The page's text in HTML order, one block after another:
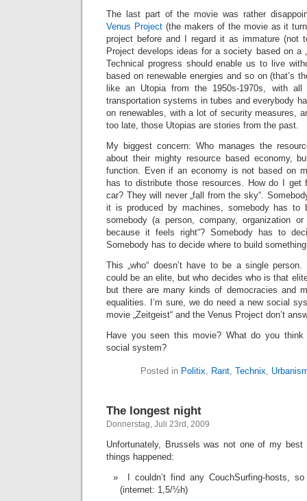
The last part of the movie was rather
Venus Project(the makers of the movie as it
project before and I regard it as immature (not
Project develops ideas for a society based on a
Technical progress should enable us to live
based on renewable energies and so on (that’s
like an Utopia from the 1950s-1970s, with all
transportation systems in tubes and everybody
on renewables, with a lot of security measures,
too late, those Utopias are stories from the past.
My biggest concern: Who manages the
about their mighty resource based economy,
function. Even if an economy is not based on
has to distribute those resources. How do I get
car? They will never „fall from the sky“.
it is produced by machines, somebody has to
somebody (a person, company, organization
because it feels right“? Somebody has to
Somebody has to decide where to build
This „who“ doesn’t have to be a single
could be an elite, but who decides who is that
but there are many kinds of democracies and
equalities. I’m sure, we do need a new social
movie „Zeitgeist“ and the Venus Project don’t
Have you seen this movie? What do you
social system?
Posted in Politix Rant, Technix
The longest night
Donnerstag, Juli 23rd, 2009
Unfortunately, Brussels was not one of my best
things happened:
I couldn’t find any CouchSurfing-hosts,
(internet: 1,5/½h)